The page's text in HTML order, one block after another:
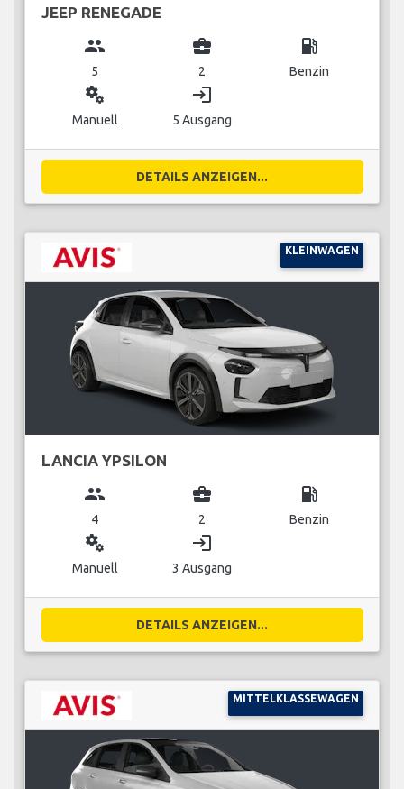
JEEP RENEGADE
group
5
business_center
2
local_gas_station
Benzin
miscellaneous_services
Manuell
login
5 Ausgang
DETAILS ANZEIGEN...
KLEINWAGEN
LANCIA YPSILON
group
4
business_center
2
local_gas_station
Benzin
miscellaneous_services
Manuell
login
3 Ausgang
DETAILS ANZEIGEN...
MITTELKLASSEWAGEN